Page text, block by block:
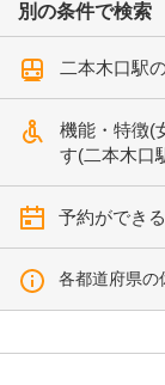
別の条件で検索
二本木口駅
機能・特徴(
す(二本木口
予約ができ
各都道府県の